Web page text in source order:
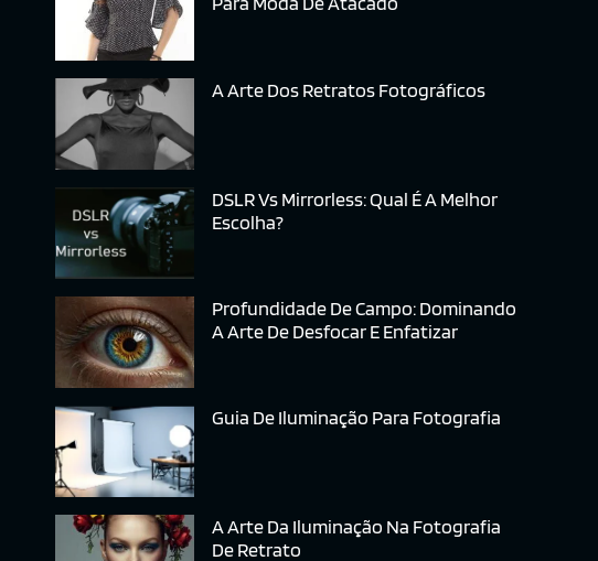
A Arte Dos Retratos Fotográficos
DSLR Vs Mirrorless: Qual É A Melhor
Escolha?
Profundidade De Campo: Dominando
A Arte De Desfocar E Enfatizar
Guia De Iluminação Para Fotografia
A Arte Da Iluminação Na Fotografia
De Retrato